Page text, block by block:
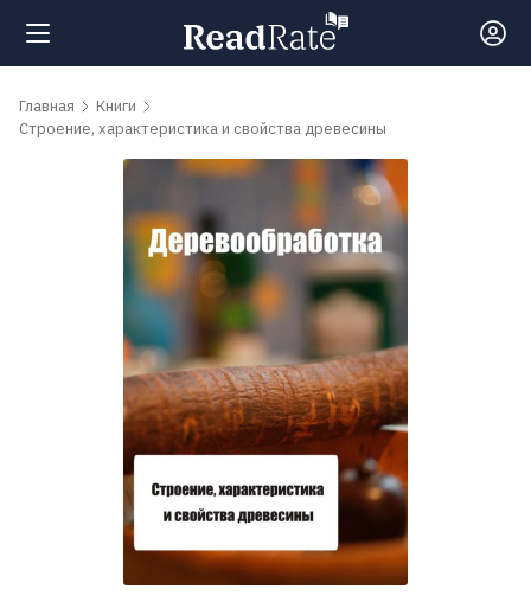
Поиск
Рейтинги
обсуждаемые
Главная
Книги
Строение, характеристика и свойства древесины